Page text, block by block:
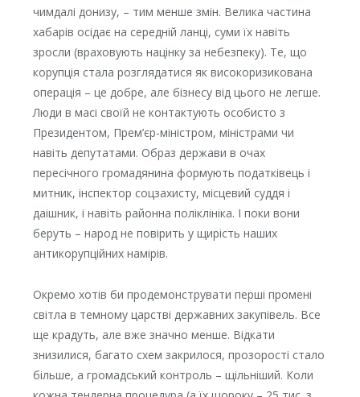
чимдалі донизу, – тим менше змін. Велика частина
хабарів осідає на середній ланці, суми їх навіть
зросли (враховують націнку за небезпеку). Те, що
корупція стала розглядатися як високоризикована
операція – це добре, але бізнесу від цього не легше.
Люди в масі своїй не контактують особисто з
Президентом, Прем’єр-міністром, міністрами чи
навіть депутатами. Образ держави в очах
пересічного громадянина формують податківець і
митник, інспектор соцзахисту, місцевий суддя і
даішник, і навіть районна поліклініка. І поки вони
беруть – народ не повірить у щирість наших
антикорупційних намірів.
Окремо хотів би продемонструвати перші промені
світла в темному царстві державних закупівель. Все
ще крадуть, але вже значно менше. Відкати
знизилися, багато схем закрилося, прозорості стало
більше, а громадський контроль – щільніший. Коли